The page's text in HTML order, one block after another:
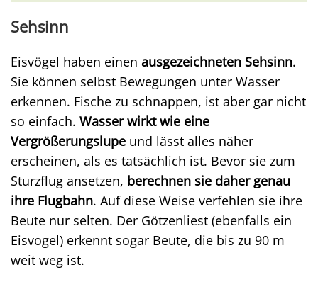
Sehsinn
Eisvögel haben einen ausgezeichneten Sehsinn.
Sie können selbst Bewegungen unter Wasser
erkennen. Fische zu schnappen, ist aber gar nicht
so einfach. Wasser wirkt wie eine
Vergrößerungslupe und lässt alles näher
erscheinen, als es tatsächlich ist. Bevor sie zum
Sturzflug ansetzen, berechnen sie daher genau
ihre Flugbahn. Auf diese Weise verfehlen sie ihre
Beute nur selten. Der Götzenliest (ebenfalls ein
Eisvogel) erkennt sogar Beute, die bis zu 90 m
weit weg ist.